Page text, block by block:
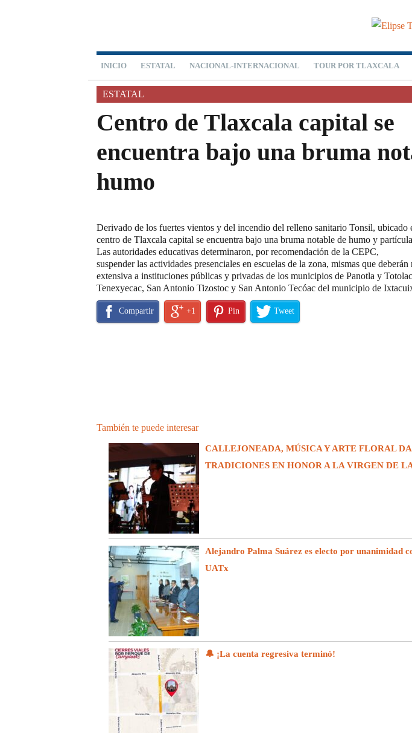
INICIO ESTATAL NACIONAL-INTERNACIONAL TOUR POR TLAXCALA
ESTATAL
Centro de Tlaxcala capital se
encuentra bajo una bruma
humo
Derivado de los fuertes vientos y del incendio del relleno sanitario Tonsil,
centro de Tlaxcala capital se encuentra bajo una bruma notable de humo y
Las autoridades educativas determinaron, por recomendación de la CEPC,
suspender las actividades presenciales en escuelas de la zona, mismas que
extensiva a instituciones públicas y privadas de los municipios de Panotla y
Tenexyecac, San Antonio Tizostoc y San Antonio Tecóac del municipio de
Compartir +1 Pin Tweet
También te puede interesar
CALLEJONEADA, MÚSICA Y ARTE FLORAL
TRADICIONES EN HONOR A LA VIRGEN DE
Alejandro Palma Suárez es electo por unanimidad
UATx
🔔 ¡La cuenta regresiva terminó!